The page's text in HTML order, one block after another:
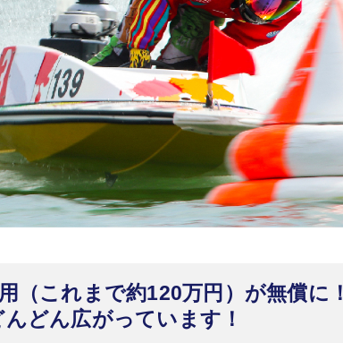
（これまで約120万円）が無償に！
どん広がっています！